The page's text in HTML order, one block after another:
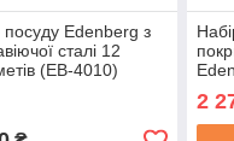
посуду Edenberg з
сталі 12
(EB-4010)
2